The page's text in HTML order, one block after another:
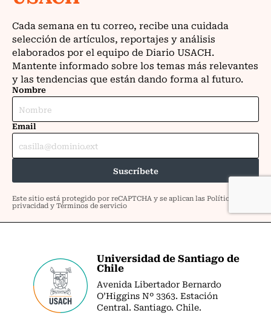
Universidad de Santiago de
Chile
Avenida Libertador Bernardo
O’Higgins Nº 3363. Estación
Central. Santiago. Chile.